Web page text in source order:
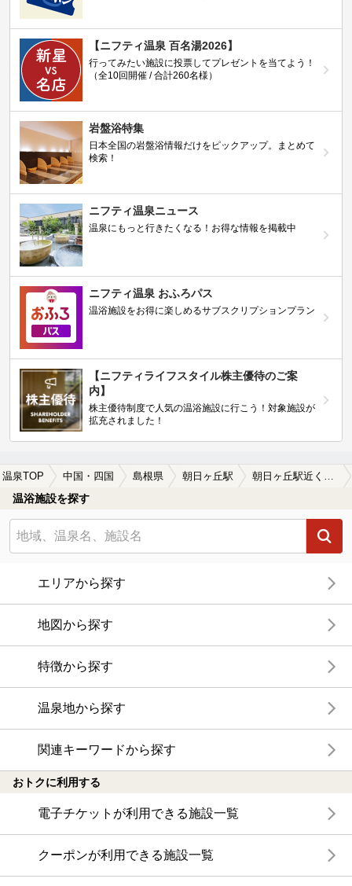
【ニフティ温泉 百名湯2026】
行ってみたい施設に投票してプレゼントを当てよう！
（全10回開催 / 合計260名様）
岩盤浴特集
日本全国の岩盤浴情報だけをピックアップ。まとめて
検索！
ニフティ温泉ニュース
温泉にもっと行きたくなる！お得な情報を掲載中
ニフティ温泉 おふろパス
温浴施設をお得に楽しめるサブスクリプションプラン
【ニフティライフスタイル株主優待のご案
内】
株主優待制度で人気の温浴施設に行こう！対象施設が
拡充されました！
温泉TOP 中国・四国 島根県 朝日ヶ丘駅
温浴施設を探す
エリアから探す
地図から探す
特徴から探す
温泉地から探す
関連キーワードから探す
おトクに利用する
電子チケットが利用できる施設一覧
クーポンが利用できる施設一覧